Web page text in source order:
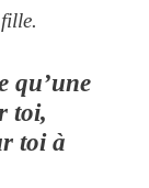
qu’une
toi,
toi à